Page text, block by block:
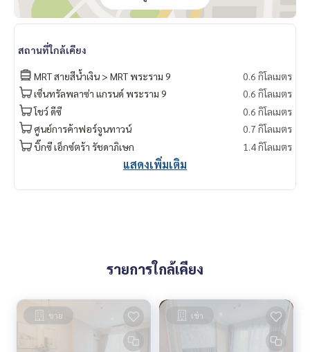
สถานที่ใกล้เคียง
MRT สายสีน้ำเงิน > MRT พระราม 9
0.6 กิโลเมตร
เซ็นทรัลพลาซ่า แกรนด์ พระราม 9
0.6 กิโลเมตร
โชว์ ดีซี
0.6 กิโลเมตร
ศูนย์การค้าฟอร์จูนทาวน์
0.7 กิโลเมตร
บิ๊กซี เอ็กซ์ตร้า รัชดาภิเษก
1.4 กิโลเมตร
แสดงเพิ่มเติม
รายการใกล้เคียง
ขาย เช่า